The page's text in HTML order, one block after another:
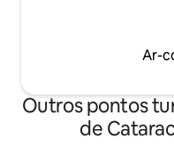
Ar-
Outros pontos
de